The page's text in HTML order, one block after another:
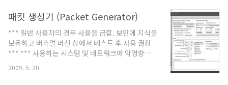
시됨 그럼 실제 UDP 패킷을 발생하는 프로세스를
모니터링 하도록 Monitor Filter를 적용한 후
nslookup 으로 UDP 패킷을 생성하였음
procmon에서 잡힌 이벤트는 아래와 같음
패킷 생성기 (Packet Generator)
*** 일반 사용자의 경우 사용을 금함. 보안에 지식을
보유하고 버츄얼 머신 상에서 테스트 후 사용 권장
*** *** 사용하는 시스템 및 네트워크에 악영향을
줄 수 있으시 주의 요함 *** 윈도우기반 Packet
Generator [Packet Builder] 맥어드레스 생성,
2009. 5. 20.